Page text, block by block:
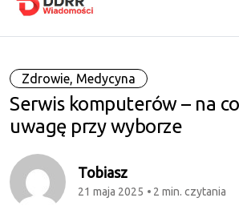
Zdrowie, Medycyna
Serwis komputerów – na
uwagę przy wyborze
Tobiasz
21 maja 2025 2 min. czytania